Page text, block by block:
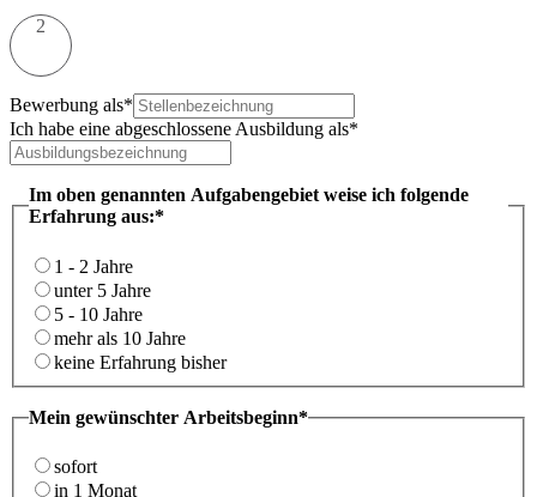
2
Bewerbung als*
Ich habe eine abgeschlossene Ausbildung als*
Im oben genannten Aufgabengebiet weise ich folgende
Erfahrung aus:*
1 - 2 Jahre
unter 5 Jahre
5 - 10 Jahre
mehr als 10 Jahre
keine Erfahrung bisher
Mein gewünschter Arbeitsbeginn*
sofort
in 1 Monat